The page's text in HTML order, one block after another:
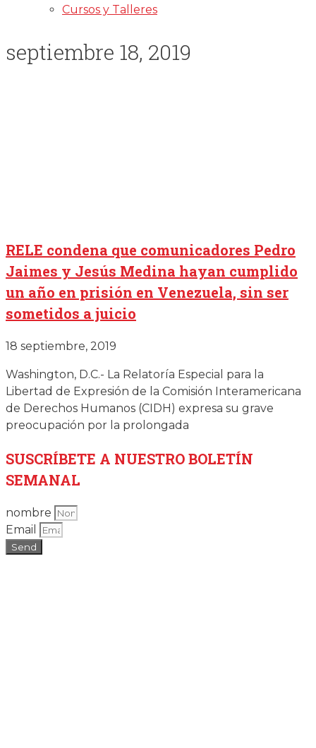
Cursos y Talleres
septiembre 18, 2019
RELE condena que comunicadores Pedro
Jaimes y Jesús Medina hayan cumplido
un año en prisión en Venezuela, sin ser
sometidos a juicio
18 septiembre, 2019
Washington, D.C.- La Relatoría Especial para la
Libertad de Expresión de la Comisión Interamericana
de Derechos Humanos (CIDH) expresa su grave
preocupación por la prolongada
SUSCRÍBETE A NUESTRO BOLETÍN
SEMANAL
nombre
Email
Send